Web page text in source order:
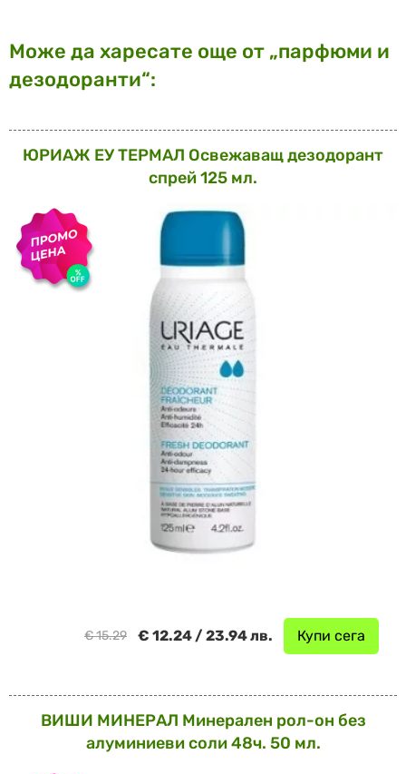
Може да харесате още от „парфюми и
дезодоранти“:
ЮРИАЖ ЕУ ТЕРМАЛ Освежаващ дезодорант
спрей 125 мл.
Купи сега
€ 12.24 / 23.94 лв.
€ 15.29
ВИШИ МИНЕРАЛ Минерален рол-он без
алуминиеви соли 48ч. 50 мл.